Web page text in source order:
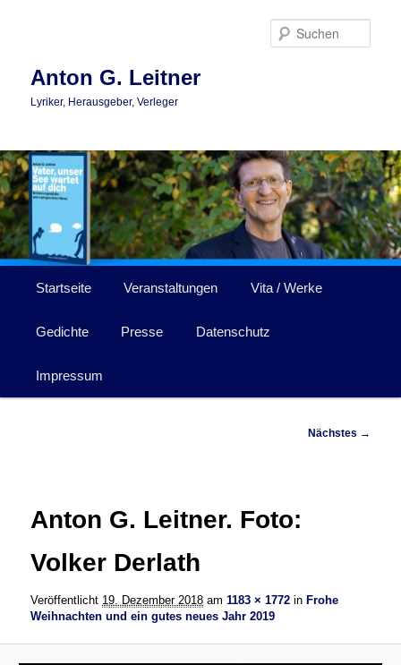
Anton G. Leitner
Lyriker, Herausgeber, Verleger
Startseite Veranstaltungen Vita / Werke
Gedichte Presse Datenschutz
Impressum
Nächstes →
Anton G. Leitner. Foto:
Volker Derlath
Veröffentlicht 19. Dezember 2018 am1183 × 1772 in Frohe
Weihnachten und ein gutes neues Jahr 2019